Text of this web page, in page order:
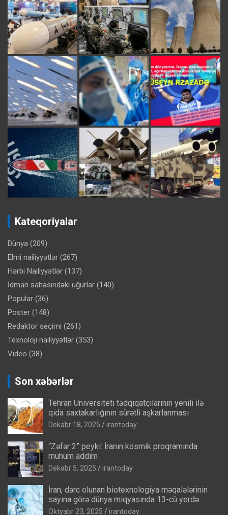
Kateqoriyalar
Dünya (209)
Elmi nailiyyətlər (267)
Hərbi Nailiyyətlər (137)
İdman sahəsindəki uğurlar (140)
Popular (36)
Poster (148)
Redaktor seçimi (261)
Texnoloji nailiyyətlər (353)
Video (38)
Son xəbərlər
Tehran Universiteti tədqiqatçılarının yenili ilə
qida saxtakarlığının sürətli aşkarlanması
Dekabr 18, 2025 irantoday
“Zəfər 2” peyki: İranın kosmik proqramında
mühüm addım
Dekabr 5, 2025 irantoday
İran, dərc olunan biotexnologiya məqalələrinin
sayına görə dünya miqyasında 13-cü yerdə
Oktyabr 23, 2025 irantoday